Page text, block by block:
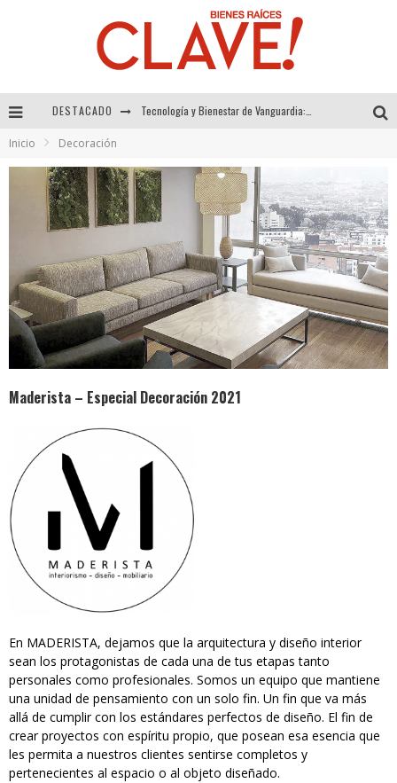
DESTACADO Sector Inmobiliario – recuperación a paso firme
El Despertar de la Calidez: Acabados Dorados de FV para Elevar tu Espacio
Tecnología y Bienestar de Vanguardia: El Inodoro Inteligente Neotech de FV.
Inicio Decoración
Maderista – Especial Decoración 2021
En MADERISTA, dejamos que la arquitectura y diseño interior
sean los protagonistas de cada una de tus etapas tanto
personales como profesionales. Somos un equipo que mantiene
una unidad de pensamiento con un solo fin. Un fin que va más
allá de cumplir con los estándares perfectos de diseño. El fin de
crear proyectos con espíritu propio, que posean esa esencia que
les permita a nuestros clientes sentirse completos y
pertenecientes al espacio o al objeto diseñado.